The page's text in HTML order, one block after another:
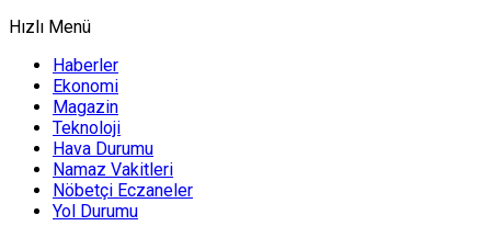
Hızlı Menü
Haberler
Ekonomi
Magazin
Teknoloji
Hava Durumu
Namaz Vakitleri
Nöbetçi Eczaneler
Yol Durumu